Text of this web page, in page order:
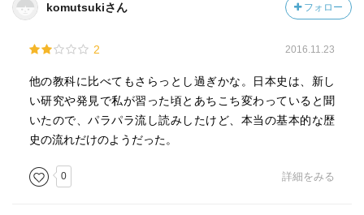
komutsukiさん フォロー
2 2016.11.23
他の教科に比べてもさらっとし過ぎかな。日本史は、新し
い研究や発見で私が習った頃とあちこち変わっていると聞
いたので、パラパラ流し読みしたけど、本当の基本的な歴
史の流れだけのようだった。
0 詳細をみる